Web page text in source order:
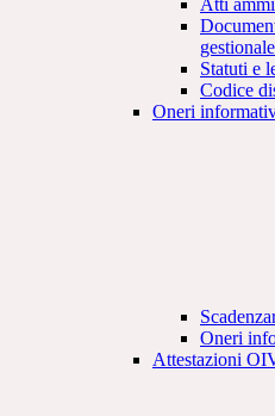
Atti
gestionale
Statuti e
Codice
Oneri
Oneri
Attestazioni